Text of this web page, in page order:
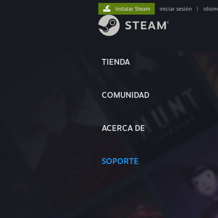
TIENDA
COMUNIDAD
ACERCA DE
SOPORTE
Instalar Steam iniciar sesión